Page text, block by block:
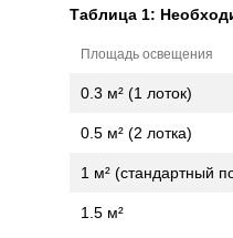
Таблица 1:
Площадь освещения
0.3 м² (1 лоток)
0.5 м² (2 лотка)
1 м² (стандартный
1.5 м²